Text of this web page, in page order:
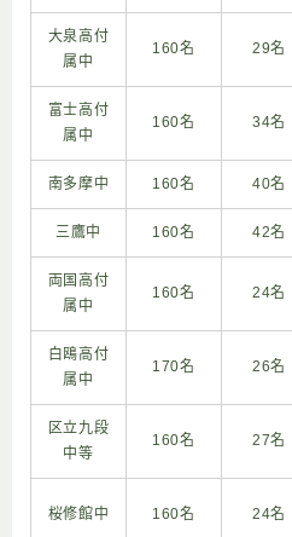
大泉高付
属中
160名 29名
富士高付
属中
160名 34名
南多摩中 160名 40名
三鷹中 160名 42名
両国高付
属中
160名 24名
白鴎高付
属中
170名 26名
区立九段
中等
160名 27名
桜修館中 160名 24名